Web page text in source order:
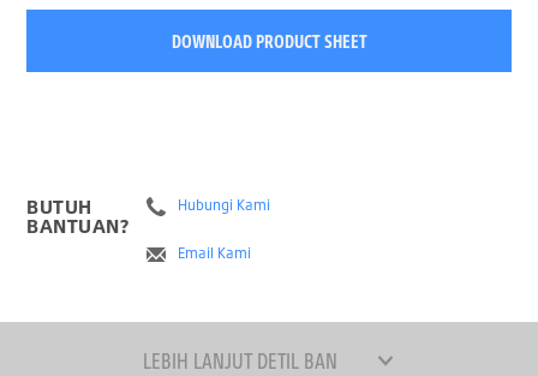
DOWNLOAD PRODUCT SHEET
BUTUH
BANTUAN?
Hubungi Kami
Email Kami
LEBIH LANJUT DETIL BAN